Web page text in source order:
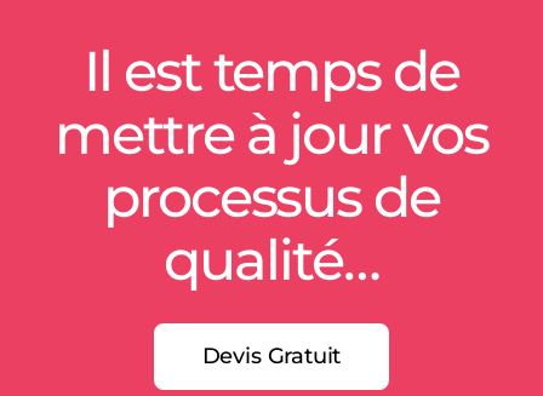
Il est temps de
mettre à jour vos
processus de
qualité…
Devis Gratuit